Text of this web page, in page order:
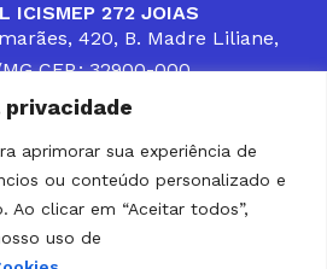
privacidade
aprimorar sua experiência de
ou conteúdo personalizado e
Ao clicar em “Aceitar todos”,
uso de
ICISMEP 272 JOIAS
420, B. Madre Liliane,
CEP.: 32900-000
4400 ou (31) 9 8309-8660
AÇÕES E SERVIÇOS
A ASSISTÊNCIA À
EM QUE ATUA, SENDO
CONSORCIADOS NA
ENFRENTADAS POR
É O COMPROMISSO DO
ICISMEP.